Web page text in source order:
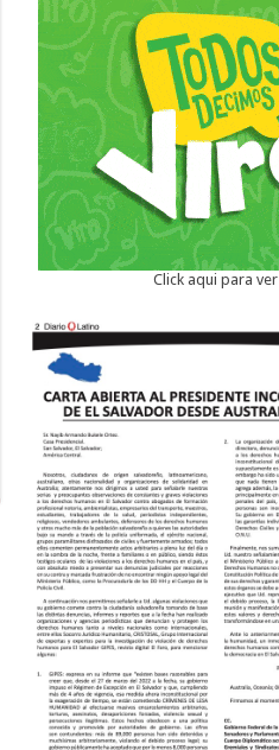
Click aqui para ver